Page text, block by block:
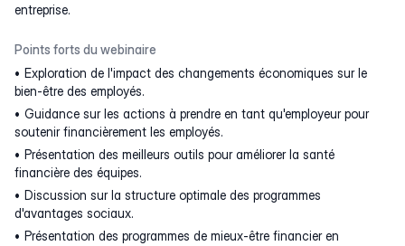
entreprise.
Points forts du webinaire
Exploration de l'impact des changements économiques sur le
bien-être des employés.
Guidance sur les actions à prendre en tant qu'employeur pour
soutenir financièrement les employés.
Présentation des meilleurs outils pour améliorer la santé
financière des équipes.
Discussion sur la structure optimale des programmes
d'avantages sociaux.
Présentation des programmes de mieux-être financier en